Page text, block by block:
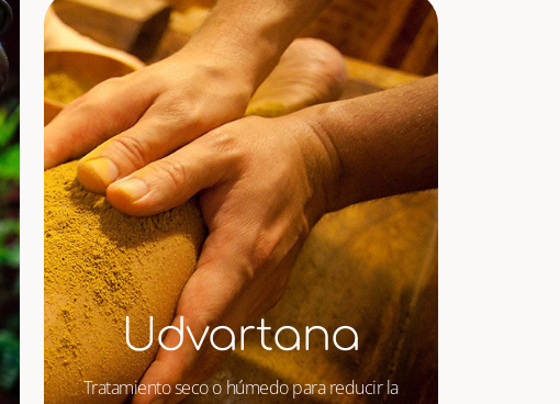
Udvartana
Tratamiento seco o húmedo para reducir la